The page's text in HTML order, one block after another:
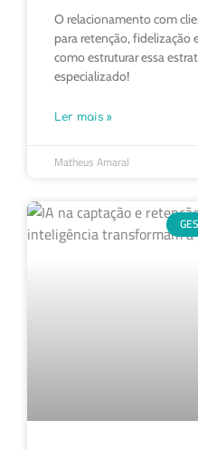
O relacionamento com
para retenção, fidelização
como estruturar essa
especializado!
Ler mais »
Matheus Amaral